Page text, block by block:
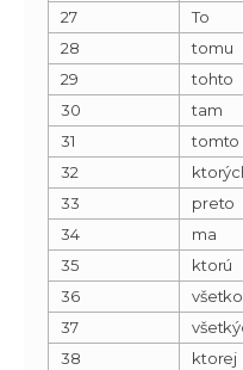
27
To
28
tomu
29
tohto
30
tam
31
tomto
32
33
preto
34
ma
35
ktorú
36
všetko
37
38
ktorej